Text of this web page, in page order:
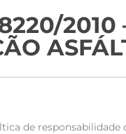
2010
de responsabilidade